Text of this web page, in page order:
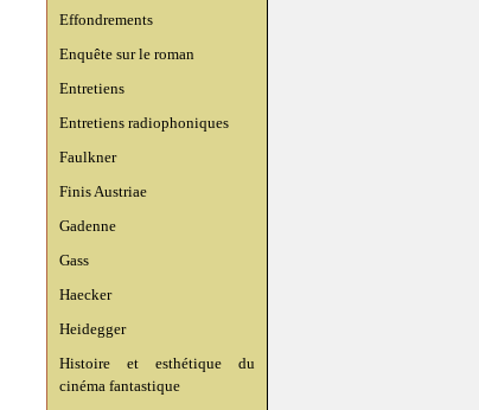
Effondrements
Enquête sur le roman
Entretiens
Entretiens radiophoniques
Faulkner
Finis Austriae
Gadenne
Gass
Haecker
Heidegger
Histoire et esthétique du
cinéma fantastique